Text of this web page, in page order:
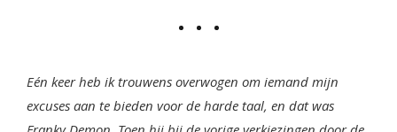
Eén keer heb ik trouwens overwogen om iemand mijn
excuses aan te bieden voor de harde taal, en dat was